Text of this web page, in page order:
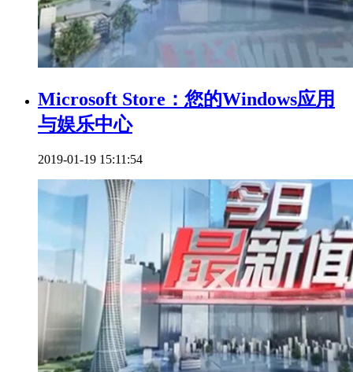
Microsoft Store：您的Windows应用
与娱乐中心
2019-01-19 15:11:54